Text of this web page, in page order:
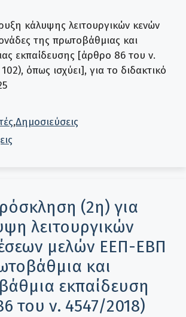
κάλυψης λειτουργικών κενών
της πρωτοβάθμιας και
εκπαίδευσης [άρθρο 86 του ν.
όπως ισχύει], για το διδακτικό
,Δημοσιεύσεις
(2η) για
λειτουργικών
μελών ΕΕΠ-ΕΒΠ
και
εκπαίδευση
του ν. 4547/2018)